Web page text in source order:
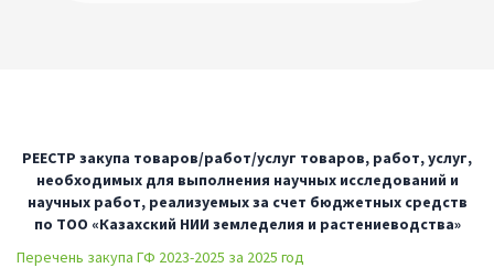
РЕЕСТР закупа товаров/работ/услуг товаров, работ, услуг,
необходимых для выполнения научных исследований и
научных работ, реализуемых за счет бюджетных средств
по ТОО «Казахский НИИ земледелия и растениеводства»
Перечень закупа ГФ 2023-2025 за 2025 год